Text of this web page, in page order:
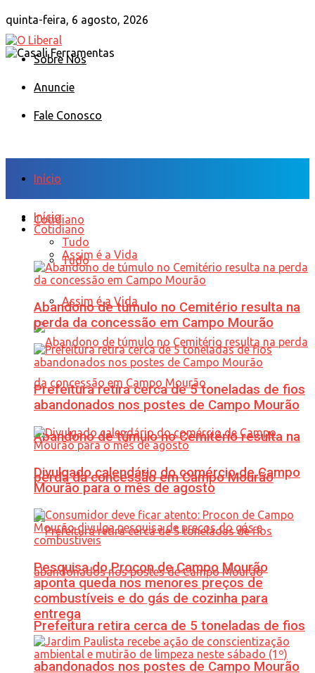
quinta-feira, 6 agosto, 2026
Sobre Nós
Anuncie
Fale Conosco
Início
Cotidiano
Tudo
Assim é a Vida
Abandono de túmulo no Cemitério resulta na
perda da concessão em Campo Mourão
Prefeitura retira cerca de 5 toneladas de fios
abandonados nos postes de Campo Mourão
Início
Cotidiano
Tudo
Assim é a Vida
Abandono de túmulo no Cemitério resulta na
perda da concessão em Campo Mourão
Prefeitura retira cerca de 5 toneladas de fios
abandonados nos postes de Campo Mourão
Divulgado calendário do comércio de Campo
Mourão para o mês de agosto
Pesquisa do Procon de Campo Mourão
aponta queda nos menores preços de
combustíveis e do gás de cozinha para
entrega